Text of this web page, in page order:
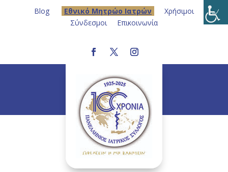
Blog Eθνικό Μητρώο Ιατρών
Χρήσιμοι
Σύνδεσμοι
Επικοινωνία